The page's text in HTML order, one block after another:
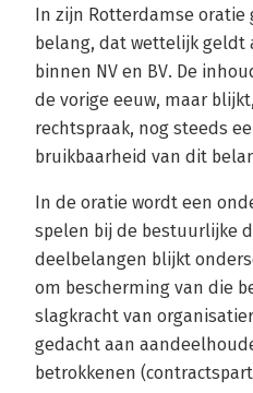
In zijn Rotterdamse oratie
belang, dat wettelijk geldt
binnen NV en BV. De
de vorige eeuw, maar
rechtspraak, nog steeds
bruikbaarheid van dit
In de oratie wordt een
spelen bij de bestuurlijke
deelbelangen blijkt
om bescherming van die
slagkracht van
gedacht aan
betrokkenen